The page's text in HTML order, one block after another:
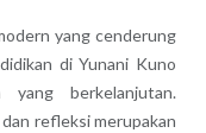
yang cenderung
di Yunani Kuno
yang berkelanjutan.
refleksi merupakan